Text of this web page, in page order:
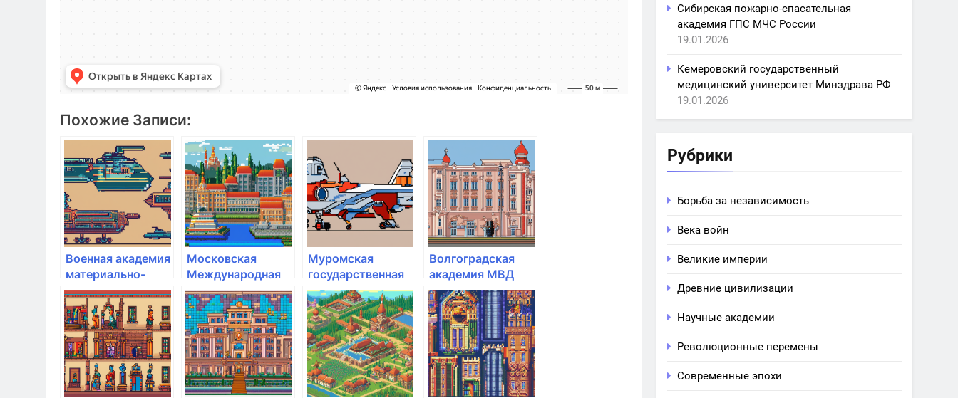
Похожие Записи:
Военная академия
материально-
технического
обеспечения
Московская
Международная
Академия
Муромская
государственная
инженерно-
техническая
академия
Волгоградская
академия МВД
России
Сибирская пожарно-спасательная
академия ГПС МЧС России
19.01.2026
Кемеровский государственный
медицинский университет Минздрава РФ
19.01.2026
Рубрики
Борьба за независимость
Века войн
Великие империи
Древние цивилизации
Научные академии
Революционные перемены
Современные эпохи